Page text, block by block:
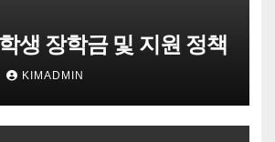
생 장학금 및 지원 정책
KIMADMIN